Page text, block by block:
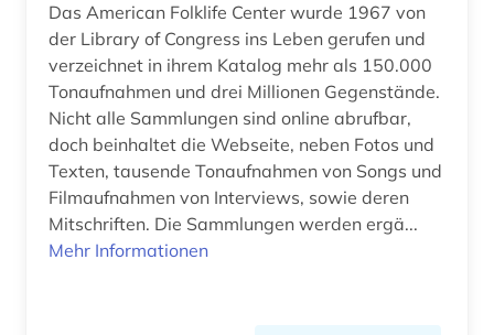
gedenktag (1)
gedichte (1)
gegenkultur (1)
gehörbildung (3)
geisteswissenschaften (21)
geistliches lied (1)
Das American Folklife Center wurde 1967 von
der Library of Congress ins Leben gerufen und
verzeichnet in ihrem Katalog mehr als 150.000
Tonaufnahmen und drei Millionen Gegenstände.
Nicht alle Sammlungen sind online abrufbar,
doch beinhaltet die Webseite, neben Fotos und
Texten, tausende Tonaufnahmen von Songs und
Filmaufnahmen von Interviews, sowie deren
Mitschriften. Die Sammlungen werden ergä...
Mehr Informationen